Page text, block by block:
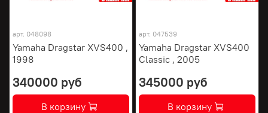
арт. 048098
Yamaha Dragstar XVS400 ,
1998
340000 руб
В корзину
арт. 047539
Yamaha Dragstar XVS400
Classic , 2005
345000 руб
В корзину